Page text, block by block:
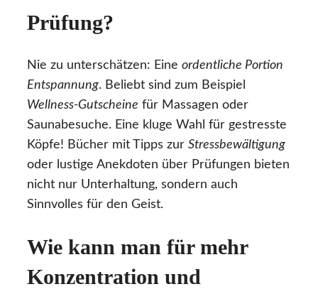
Prüfung?
Nie zu unterschätzen: Eine ordentliche Portion
Entspannung. Beliebt sind zum Beispiel
Wellness-Gutscheine für Massagen oder
Saunabesuche. Eine kluge Wahl für gestresste
Köpfe! Bücher mit Tipps zur Stressbewältigung
oder lustige Anekdoten über Prüfungen bieten
nicht nur Unterhaltung, sondern auch
Sinnvolles für den Geist.
Wie kann man für mehr
Konzentration und